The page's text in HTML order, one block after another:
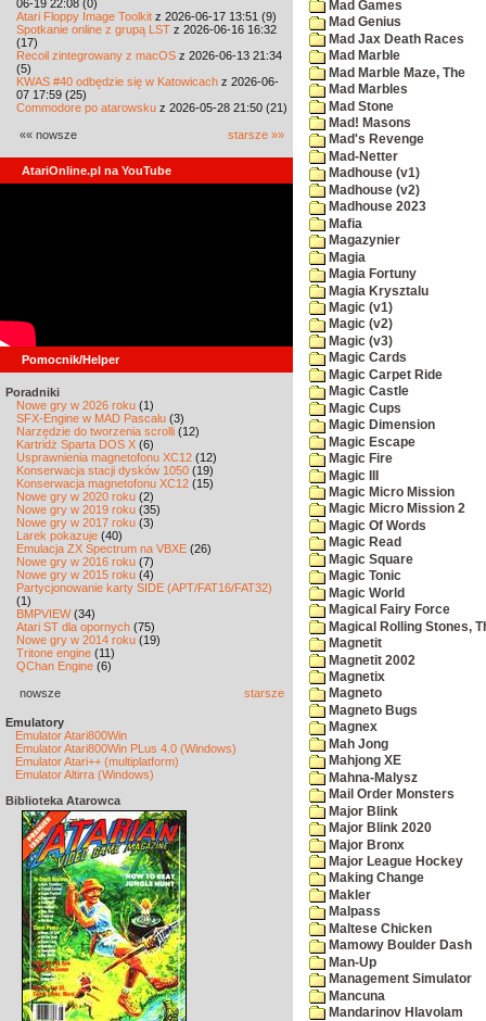
06-19 22:08 (0)
Atari Floppy Image Toolkit z 2026-06-17 13:51 (9)
Spotkanie online z grupą LST z 2026-06-16 16:32
(17)
Recoil zintegrowany z macOS z 2026-06-13 21:34
(5)
KWAS #40 odbędzie się w Katowicach z 2026-06-
07 17:59 (25)
Commodore po atarowsku z 2026-05-28 21:50 (21)
«« nowsze starsze »»
AtariOnline.pl na YouTube
Pomocnik/Helper
Poradniki
Nowe gry w 2026 roku (1)
SFX-Engine w MAD Pascalu (3)
Narzędzie do tworzenia scrolli (12)
Kartridż Sparta DOS X (6)
Usprawnienia magnetofonu XC12 (12)
Konserwacja stacji dysków 1050 (19)
Konserwacja magnetofonu XC12 (15)
Nowe gry w 2020 roku (2)
Nowe gry w 2019 roku (35)
Nowe gry w 2017 roku (3)
Larek pokazuje (40)
Emulacja ZX Spectrum na VBXE (26)
Nowe gry w 2016 roku (7)
Nowe gry w 2015 roku (4)
Partycjonowanie karty SIDE (APT/FAT16/FAT32)
(1)
BMPVIEW(34)
Atari ST dla opornych (75)
Nowe gry w 2014 roku (19)
Tritone engine (11)
QChan Engine (6)
nowsze starsze
Emulatory
Emulator Atari800Win
Emulator Atari800Win PLus 4.0 (Windows)
Emulator Atari++ (multiplatform)
Emulator Altirra (Windows)
Biblioteka Atarowca
Mad Games
Mad Genius
Mad Jax Death Races
Mad Marble
Mad Marble Maze, The
Mad Marbles
Mad Stone
Mad! Masons
Mad's Revenge
Mad-Netter
Madhouse (v1)
Madhouse (v2)
Madhouse 2023
Mafia
Magazynier
Magia
Magia Fortuny
Magia Krysztalu
Magic (v1)
Magic (v2)
Magic (v3)
Magic Cards
Magic Carpet Ride
Magic Castle
Magic Cups
Magic Dimension
Magic Escape
Magic Fire
Magic III
Magic Micro Mission
Magic Micro Mission 2
Magic Of Words
Magic Read
Magic Square
Magic Tonic
Magic World
Magical Fairy Force
Magical Rolling Stones,
Magnetit
Magnetit 2002
Magnetix
Magneto
Magneto Bugs
Magnex
Mah Jong
Mahjong XE
Mahna-Malysz
Mail Order Monsters
Major Blink
Major Blink 2020
Major Bronx
Major League Hockey
Making Change
Makler
Malpass
Maltese Chicken
Mamowy Boulder Dash
Man-Up
Management Simulator
Mancuna
Mandarinov Hlavolam